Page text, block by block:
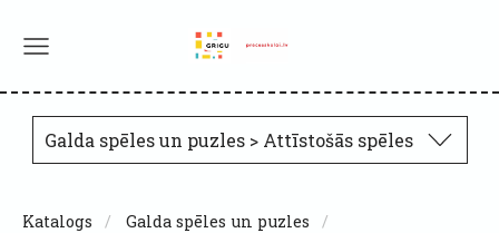
Galda spēles un puzles > Attīstošās spēles
Katalogs
Galda spēles un puzles